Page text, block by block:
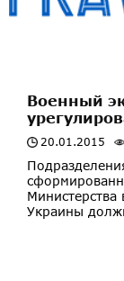
Военный
20.01.2015
Украины